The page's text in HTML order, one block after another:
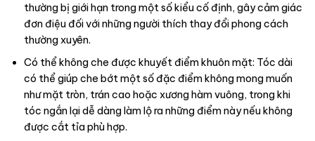
thường bị giới hạn trong một số kiểu cố định, gây cảm giác
đơn điệu đối với những người thích thay đổi phong cách
thường xuyên.
Có thể không che được khuyết điểm khuôn mặt: Tóc dài
có thể giúp che bớt một số đặc điểm không mong muốn
như mặt tròn, trán cao hoặc xương hàm vuông, trong khi
tóc ngắn lại dễ dàng làm lộ ra những điểm này nếu không
được cắt tỉa phù hợp.